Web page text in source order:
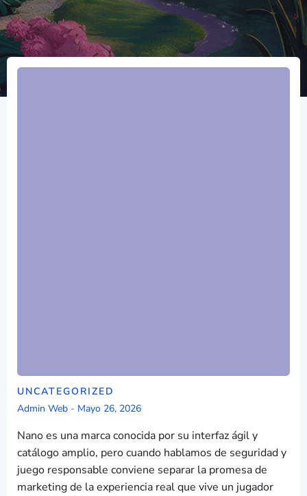
UNCATEGORIZED
Admin Web - Mayo 26, 2026
Nano es una marca conocida por su interfaz ágil y
catálogo amplio, pero cuando hablamos de seguridad y
juego responsable conviene separar la promesa de
marketing de la experiencia real que vive un jugador